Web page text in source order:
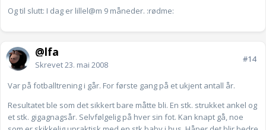
Og til slutt: I dag er lillel@m 9 måneder. :rødme:
@lfa
Skrevet23. mai 2008
#14
Var på fotballtrening i går. For første gang på et ukjent antall år.
Resultatet ble som det sikkert bare måtte bli. En stk. strukket ankel og
et stk. gigagnagsår. Selvfølgelig på hver sin fot. Kan knapt gå, noe